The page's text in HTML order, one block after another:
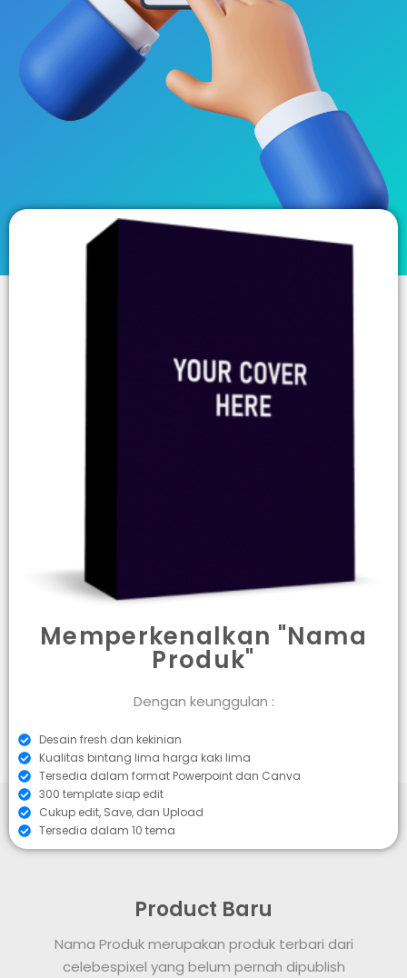
Memperkenalkan "Nama
Produk"
Dengan keunggulan :
Desain fresh dan kekinian
Kualitas bintang lima harga kaki lima
Tersedia dalam format Powerpoint dan Canva
300 template siap edit
Cukup edit, Save, dan Upload
Tersedia dalam 10 tema
Product Baru
Nama Produk merupakan produk terbari dari
celebespixel yang belum pernah dipublish